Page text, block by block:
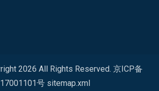
2026 All Rights Reserved. 京ICP备
17001101号 sitemap.xml